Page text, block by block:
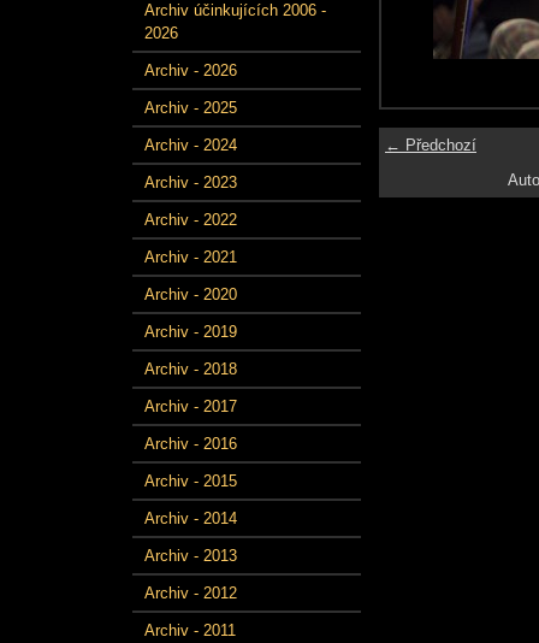
Archiv účinkujících 2006 -
2026
Archiv - 2026
Archiv - 2025
Archiv - 2024
Archiv - 2023
Archiv - 2022
Archiv - 2021
Archiv - 2020
Archiv - 2019
Archiv - 2018
Archiv - 2017
Archiv - 2016
Archiv - 2015
Archiv - 2014
Archiv - 2013
Archiv - 2012
Archiv - 2011
← Předchozí